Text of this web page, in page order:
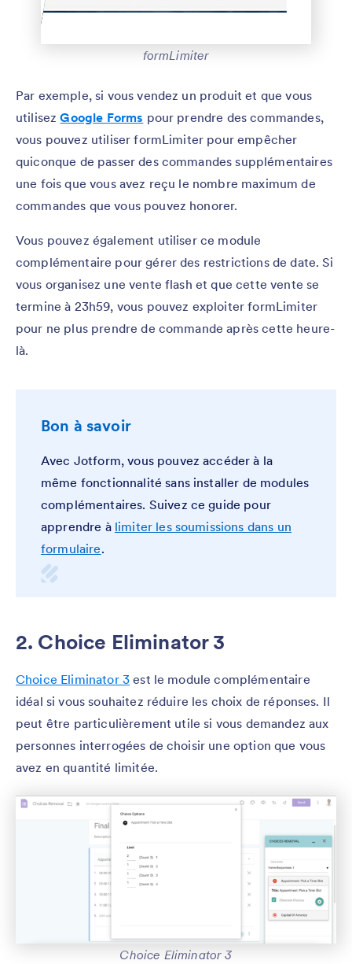
formLimiter
Par exemple, si vous vendez un produit et que vous
utilisezGoogle Forms pour prendre des commandes,
vous pouvez utiliser formLimiter pour empêcher
quiconque de passer des commandes supplémentaires
une fois que vous avez reçu le nombre maximum de
commandes que vous pouvez honorer.
Vous pouvez également utiliser ce module
complémentaire pour gérer des restrictions de date. Si
vous organisez une vente flash et que cette vente se
termine à 23h59, vous pouvez exploiter formLimiter
pour ne plus prendre de commande après cette heure-
là.
Bon à savoir
Avec Jotform, vous pouvez accéder à la
même fonctionnalité sans installer de modules
complémentaires. Suivez ce guide pour
apprendre à limiter les soumissions dans un
formulaire.
2. Choice Eliminator 3
Choice Eliminator 3 est le module complémentaire
idéal si vous souhaitez réduire les choix de réponses. Il
peut être particulièrement utile si vous demandez aux
personnes interrogées de choisir une option que vous
avez en quantité limitée.
Choice Eliminator 3